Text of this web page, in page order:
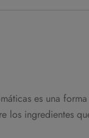
es una
los ingredientes